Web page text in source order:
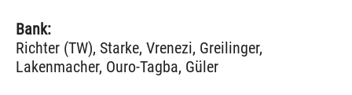
Bank:
Richter (TW), Starke, Vrenezi, Greilinger,
Lakenmacher, Ouro-Tagba, Güler